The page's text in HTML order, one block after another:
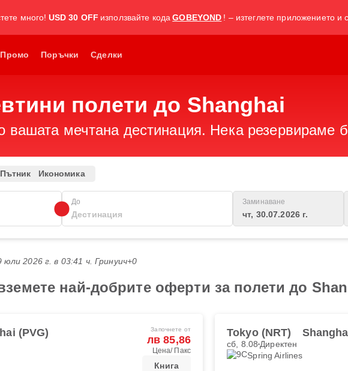
много! USD 30 OFF използвайте кода GOBEYOND ! – изтеглете приложението и
Промо Поръчки Сделки
полети до Shanghai
вашата мечтана дестинация. Нека резервираме
Икономика
До Заминаване
чт, 30.07.2026 г.
юли 2026 г. в 03:41 ч. Гринуич+0
най-добрите оферти за полети до
(PVG) Започнете от
лв 85,86
Цена/ Пакс
Книга
Tokyo (NRT)
сб, 8.08 Директен
Spring Airlines